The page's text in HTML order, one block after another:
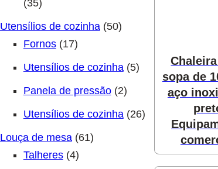
3535 produtos
Utensílios de cozinha 5050 produtos
Fornos 1717 produtos
Utensílios de cozinha 55 produtos
Panela de pressão 22 produtos
Utensílios de cozinha 2626 produtos
Louça de mesa 6161 produtos
Talheres 44 produtos
sopa de
aço